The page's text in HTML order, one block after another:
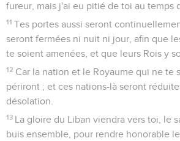
fureur, mais j'ai eu pitié de toi au temps
11 Tes portes aussi seront
seront fermées ni nuit ni jour, afin que
te soient amenées, et que leurs Rois y
12 Car la nation et le Royaume qui ne te
périront ; et ces nations-là seront
désolation.
13 La gloire du Liban viendra vers toi, le
buis ensemble, pour rendre honorable